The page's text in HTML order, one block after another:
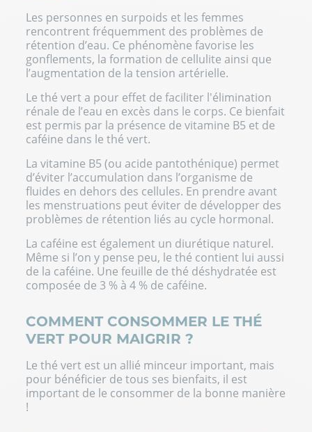
Les personnes en surpoids et les femmes
rencontrent fréquemment des problèmes de
rétention d’eau. Ce phénomène favorise les
gonflements, la formation de cellulite ainsi que
l’augmentation de la tension artérielle.
Le thé vert a pour effet de faciliter l'élimination
rénale de l’eau en excès dans le corps. Ce bienfait
est permis par la présence de vitamine B5 et de
caféine dans le thé vert.
La vitamine B5 (ou acide pantothénique) permet
d’éviter l’accumulation dans l’organisme de
fluides en dehors des cellules. En prendre avant
les menstruations peut éviter de développer des
problèmes de rétention liés au cycle hormonal.
La caféine est également un diurétique naturel.
Même si l’on y pense peu, le thé contient lui aussi
de la caféine. Une feuille de thé déshydratée est
composée de 3 % à 4 % de caféine.
COMMENT CONSOMMER LE THÉ
VERT POUR MAIGRIR ?
Le thé vert est un allié minceur important, mais
pour bénéficier de tous ses bienfaits, il est
important de le consommer de la bonne manière
!